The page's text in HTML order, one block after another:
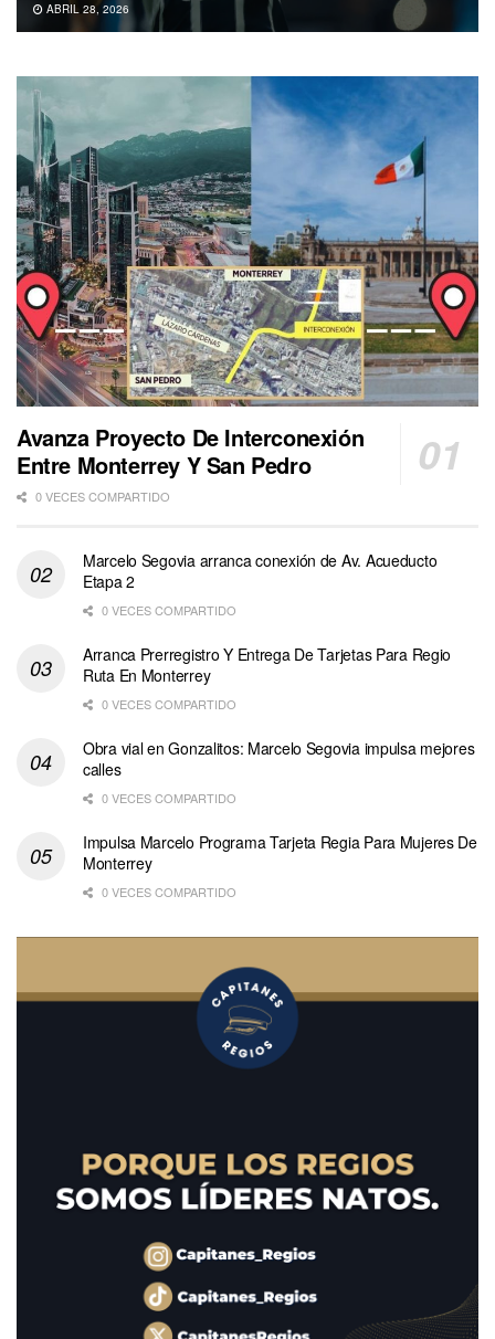
ABRIL 28, 2026
Avanza Proyecto De Interconexión
Entre Monterrey Y San Pedro
0 VECES COMPARTIDO
Marcelo Segovia arranca conexión de Av. Acueducto
Etapa 2
0 VECES COMPARTIDO
Arranca Prerregistro Y Entrega De Tarjetas Para Regio
Ruta En Monterrey
0 VECES COMPARTIDO
Obra vial en Gonzalitos: Marcelo Segovia impulsa mejores
calles
0 VECES COMPARTIDO
Impulsa Marcelo Programa Tarjeta Regia Para Mujeres De
Monterrey
0 VECES COMPARTIDO